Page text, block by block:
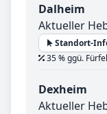
Dalheim
Aktueller
Standort-
35 % ggü.
Dexheim
Aktueller